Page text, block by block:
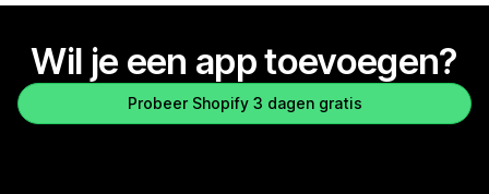
Wil je een app toevoegen?
Probeer Shopify 3 dagen gratis